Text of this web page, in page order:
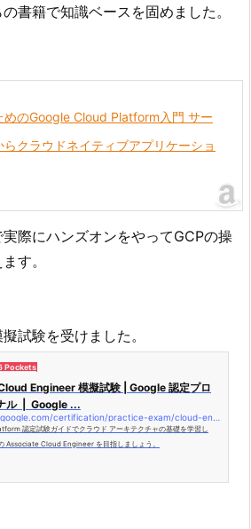
書籍で知識ベースを固めました。
めのGoogle Cloud Platform入門 サー
らクラウドネイティブアプリケーショ
際にハンズオンをやってGCPの操
す。
試験を受けました。
Pockets
Engineer 模擬試験 | Google 認定プロ
ル | Google ...
認定試験ガイドでクラウド アーキテクチャの基礎を学習し
Associate Cloud Engineer を目指しましょう。